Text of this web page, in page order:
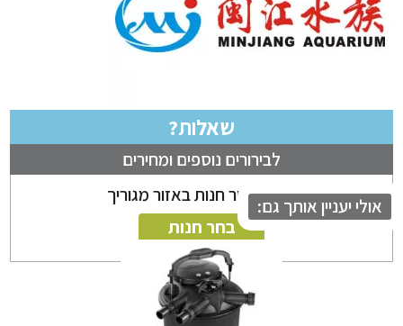
שאלות?
לבירורים נוספים ומחירים
ניתן לבחור חנות באזור מגוריך
בחר חנות
יעניין אותך גם: